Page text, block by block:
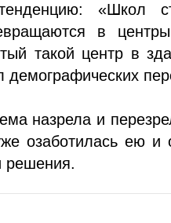
тенденцию: «Школ
в
такой центр в
демографических
назрела и
озаботилась ею и
решения.